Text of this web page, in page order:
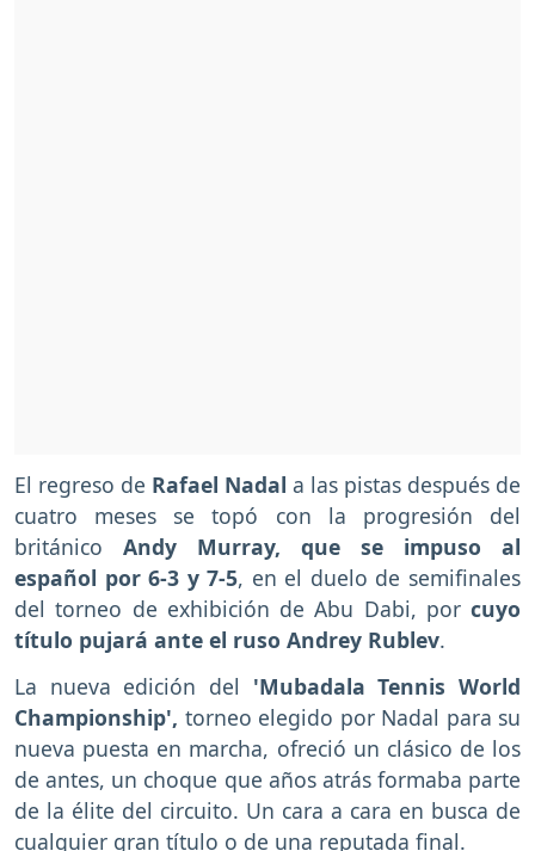
El regreso de Rafael Nadal a las pistas después de
cuatro meses se topó con la progresión del
británico Andy Murray, que se impuso al
español por 6-3 y 7-5, en el duelo de semifinales
del torneo de exhibición de Abu Dabi, por cuyo
título pujará ante el ruso Andrey Rublev.
La nueva edición del 'Mubadala Tennis World
Championship', torneo elegido por Nadal para su
nueva puesta en marcha, ofreció un clásico de los
de antes, un choque que años atrás formaba parte
de la élite del circuito. Un cara a cara en busca de
cualquier gran título o de una reputada final.